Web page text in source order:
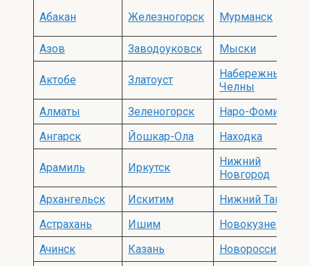
Абакан Железногорск Мурманск
Азов Заводоуковск Мыски
Актобе Златоуст
Набережные
Челны
Алматы
Зеленогорск
Наро-Фоминск
Ангарск
Йошкар-Ола Находка
Арамиль Иркутск
Нижний
Новгород
Архангельск
Искитим
Нижний Тагил
Астрахань
Ишим
Новокузнецк
Ачинск
Казань
Новороссийск